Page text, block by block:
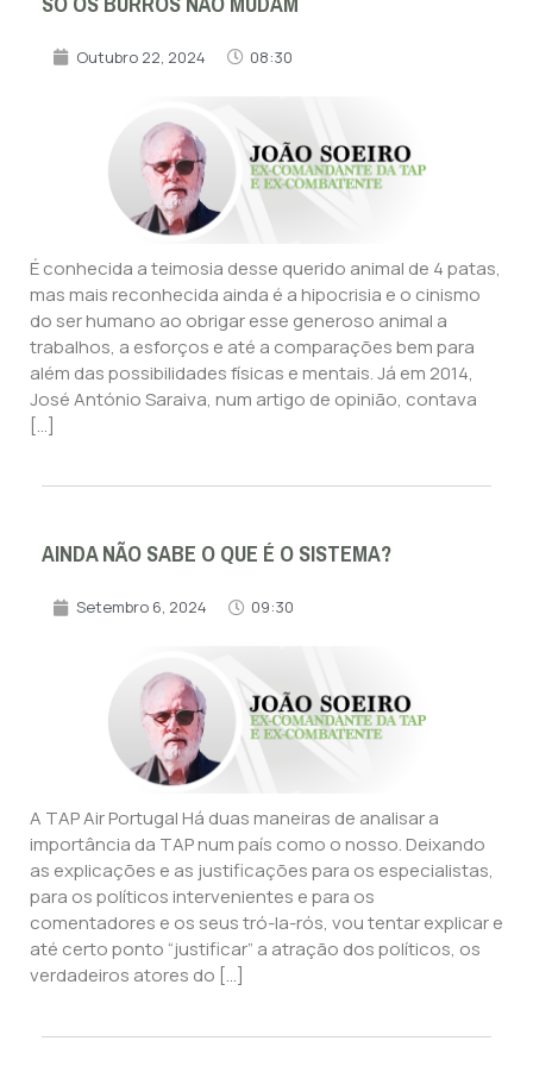
Outubro 22, 2024 08:30
É conhecida a teimosia desse querido animal de 4 patas,
mas mais reconhecida ainda é a hipocrisia e o cinismo
do ser humano ao obrigar esse generoso animal a
trabalhos, a esforços e até a comparações bem para
além das possibilidades físicas e mentais. Já em 2014,
José António Saraiva, num artigo de opinião, contava
[…]
AINDA NÃO SABE O QUE É O SISTEMA?
Setembro 6, 2024 09:30
A TAP Air Portugal Há duas maneiras de analisar a
importância da TAP num país como o nosso. Deixando
as explicações e as justificações para os especialistas,
para os políticos intervenientes e para os
comentadores e os seus tró-la-rós, vou tentar explicar e
até certo ponto “justificar” a atração dos políticos, os
verdadeiros atores do […]